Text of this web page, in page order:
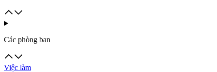
Các phòng ban
Việc làm